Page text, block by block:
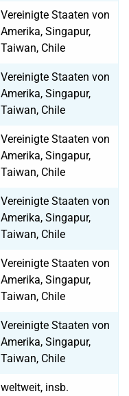
Vereinigte Staaten von
Amerika, Singapur,
Taiwan, Chile
Vereinigte Staaten von
Amerika, Singapur,
Taiwan, Chile
Vereinigte Staaten von
Amerika, Singapur,
Taiwan, Chile
Vereinigte Staaten von
Amerika, Singapur,
Taiwan, Chile
Vereinigte Staaten von
Amerika, Singapur,
Taiwan, Chile
Vereinigte Staaten von
Amerika, Singapur,
Taiwan, Chile
weltweit, insb.